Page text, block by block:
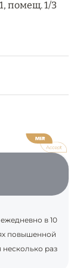
помещ. 1/3
в 10
повышенной
несколько раз